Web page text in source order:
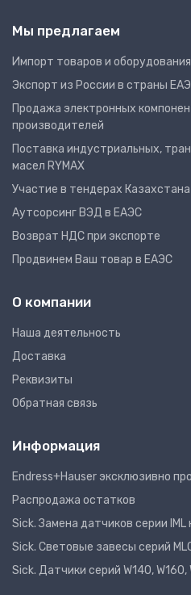
Мы предлагаем
Импорт товаров и
Экспорт из России в страны
Продажа электронных
производителей
Поставка индустриальных,
масел RYMAX
Участие в тендерах Казахстана
Аутсорсинг ВЭД в ЕАЭС
Возврат НДС при экспорте
Продвинем Ваш товар в ЕАЭС
О компании
Наша деятельность
Доставка
Реквизиты
Обратная связь
Информация
Endress+Hauser эксклюзивно
Распродажа остатков
Sick. Замена датчиков серии IML
Sick. Световые завесы серий
Sick. Датчики серий W140, W160,